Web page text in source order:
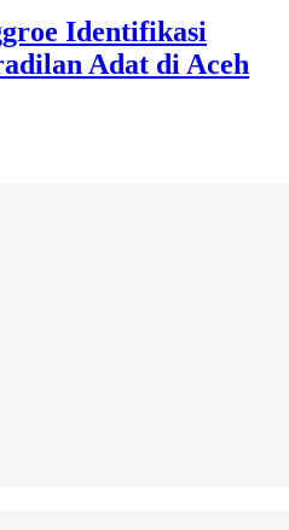
Identifikasi
Adat di Aceh